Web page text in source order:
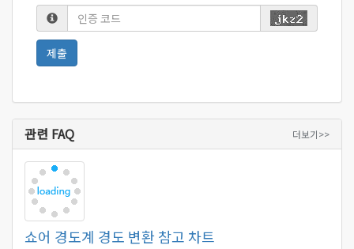
더보기>>
관련 FAQ
쇼어 경도계 경도 변환 참고 차트